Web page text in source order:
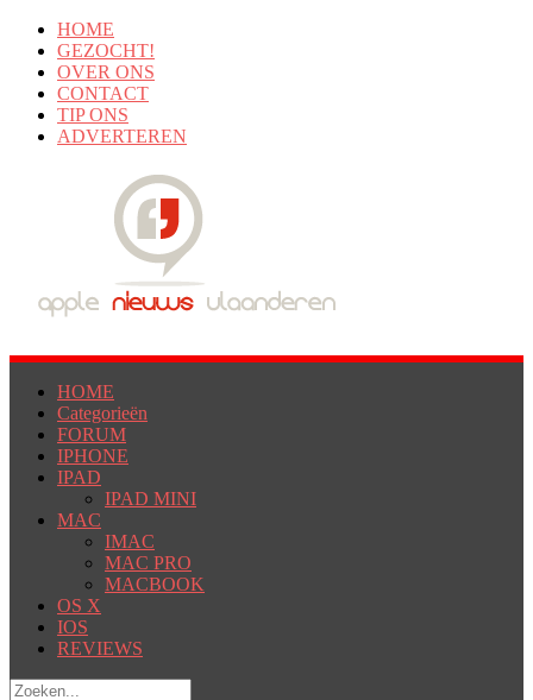
HOME
GEZOCHT!
OVER ONS
CONTACT
TIP ONS
ADVERTEREN
HOME
Categorieën
FORUM
IPHONE
IPAD
IPAD MINI
MAC
IMAC
MAC PRO
MACBOOK
OS X
IOS
REVIEWS